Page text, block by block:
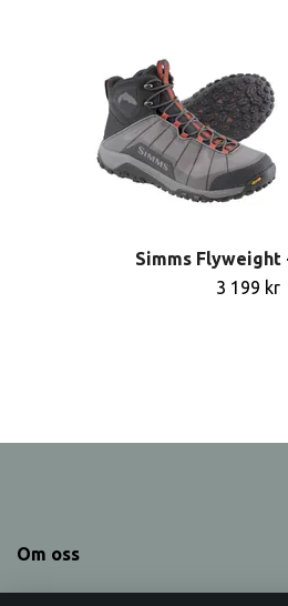
Simms Flyweight
3 199 kr
Om oss